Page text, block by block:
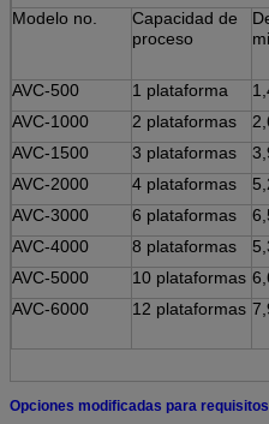
Modelo no.
Capacidad de
proceso
AVC-500 1 plataforma
AVC-1000
2 plataformas
AVC-1500
3 plataformas
AVC-2000
4 plataformas
AVC-3000
6 plataformas
AVC-4000
8 plataformas
AVC-5000
10 plataformas
AVC-6000
12 plataformas
Opciones modificadas para